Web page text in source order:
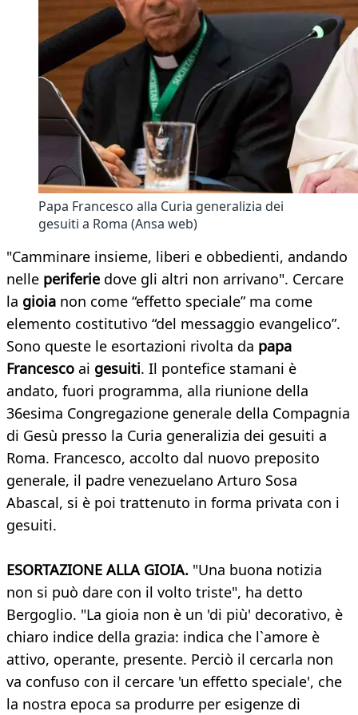
​Papa Francesco alla Curia generalizia dei
gesuiti a Roma (Ansa web)
"Camminare insieme, liberi e obbedienti, andando
nelle periferie dove gli altri non arrivano". Cercare
la gioia non come “effetto speciale” ma come
elemento costitutivo “del messaggio evangelico”.
Sono queste le esortazioni rivolta da papa
Francesco ai gesuiti. Il pontefice stamani è
andato, fuori programma, alla riunione della
36esima Congregazione generale della Compagnia
di Gesù presso la Curia generalizia dei gesuiti a
Roma. Francesco, accolto dal nuovo preposito
generale, il padre venezuelano Arturo Sosa
Abascal, si è poi trattenuto in forma privata con i
gesuiti.
ESORTAZIONE ALLA GIOIA. "Una buona notizia
non si può dare con il volto triste", ha detto
Bergoglio. "La gioia non è un 'di più' decorativo, è
chiaro indice della grazia: indica che l`amore è
attivo, operante, presente. Perciò il cercarla non
va confuso con il cercare 'un effetto speciale', che
la nostra epoca sa produrre per esigenze di